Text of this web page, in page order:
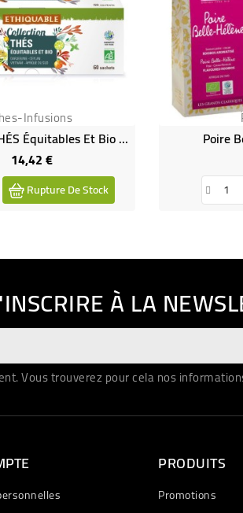
Infusions
Collection THÉS Équitables Et Bio En Coffret
14,42 €Prix
Rupture De Stock
Poire
À LA
Vous trouverez pour cela nos
PRODUITS
Promotions